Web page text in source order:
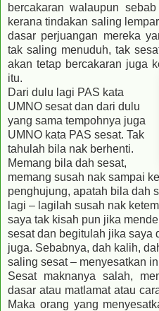
bercakaran walaupun
kerana tindakan saling
dasar perjuangan mereka
tak saling menuduh, tak
akan tetap bercakaran juga
itu.
Dari dulu lagi PAS kata
UMNO sesat dan dari dulu
yang sama tempohnya juga
UMNO kata PAS sesat. Tak
tahulah bila nak berhenti.
Memang bila dah sesat,
memang susah nak sampai ke
penghujung, apatah bila dah
lagi – lagilah susah nak
saya tak kisah pun jika
sesat dan begitulah jika saya
juga. Sebabnya, dah kalih,
saling sesat – menyesatkan
Sesat maknanya salah,
dasar atau matlamat atau
Maka orang yang